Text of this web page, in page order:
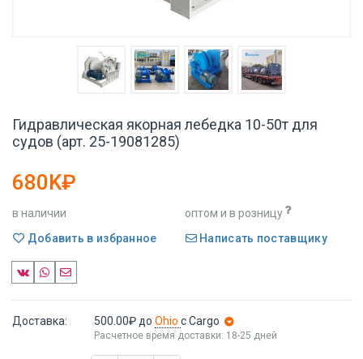
Гидравлическая якорная лебедка 10-50т для
судов (арт. 25-19081285)
680K₽
в наличии
оптом и в розницу
Добавить в избранное
Написать поставщику
Доставка: 500.00₽ до Ohio с Cargo
Расчетное время доставки: 18-25 дней